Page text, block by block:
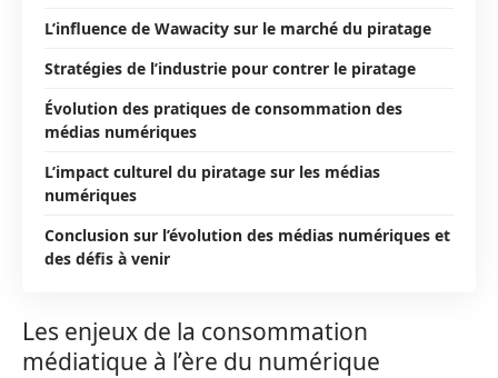
L’influence de Wawacity sur le marché du piratage
Stratégies de l’industrie pour contrer le piratage
Évolution des pratiques de consommation des
médias numériques
L’impact culturel du piratage sur les médias
numériques
Conclusion sur l’évolution des médias numériques et
des défis à venir
Les enjeux de la consommation
médiatique à l’ère du numérique